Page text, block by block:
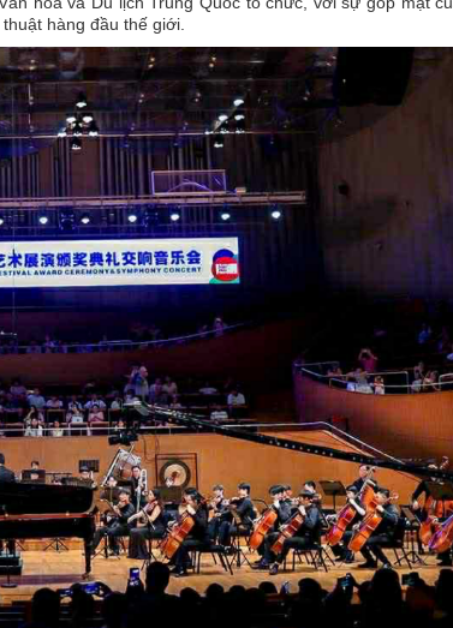
hàng đầu thế giới.